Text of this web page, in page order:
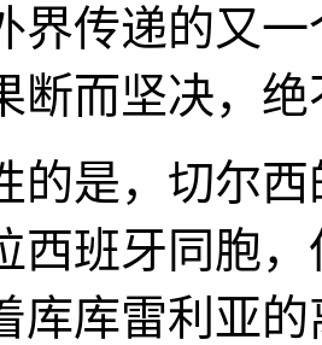
界传递的又
断而坚决，
的是，切尔
西班牙同胞
库库雷利亚